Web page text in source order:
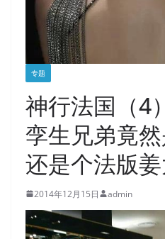
专题
神行法国（4
孪生兄弟竟然
还是个法版
2014年12月15日 admin